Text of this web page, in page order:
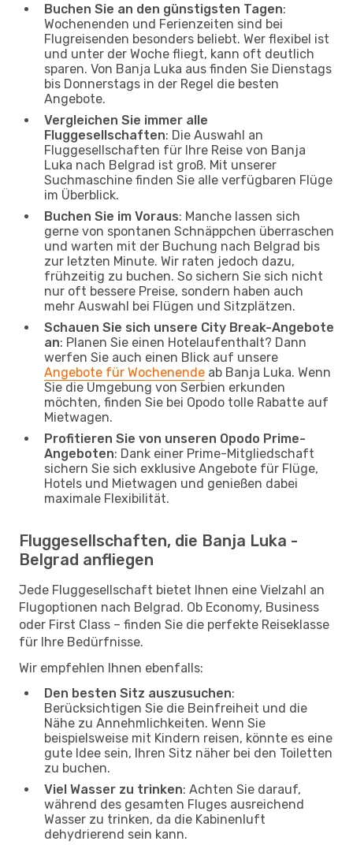
Buchen Sie an den günstigsten Tagen:
Wochenenden und Ferienzeiten sind bei
Flugreisenden besonders beliebt. Wer flexibel ist
und unter der Woche fliegt, kann oft deutlich
sparen. Von Banja Luka aus finden Sie Dienstags
bis Donnerstags in der Regel die besten
Angebote.
Vergleichen Sie immer alle
Fluggesellschaften: Die Auswahl an
Fluggesellschaften für Ihre Reise von Banja
Luka nach Belgrad ist groß. Mit unserer
Suchmaschine finden Sie alle verfügbaren Flüge
im Überblick.
Buchen Sie im Voraus: Manche lassen sich
gerne von spontanen Schnäppchen überraschen
und warten mit der Buchung nach Belgrad bis
zur letzten Minute. Wir raten jedoch dazu,
frühzeitig zu buchen. So sichern Sie sich nicht
nur oft bessere Preise, sondern haben auch
mehr Auswahl bei Flügen und Sitzplätzen.
Schauen Sie sich unsere City Break-Angebote
an: Planen Sie einen Hotelaufenthalt? Dann
werfen Sie auch einen Blick auf unsere
Angebote für Wochenende ab Banja Luka. Wenn
Sie die Umgebung von Serbien erkunden
möchten, finden Sie bei Opodo tolle Rabatte auf
Mietwagen.
Profitieren Sie von unseren Opodo Prime-
Angeboten: Dank einer Prime-Mitgliedschaft
sichern Sie sich exklusive Angebote für Flüge,
Hotels und Mietwagen und genießen dabei
maximale Flexibilität.
Fluggesellschaften, die Banja Luka -
Belgrad anfliegen
Jede Fluggesellschaft bietet Ihnen eine Vielzahl an
Flugoptionen nach Belgrad. Ob Economy, Business
oder First Class – finden Sie die perfekte Reiseklasse
für Ihre Bedürfnisse.
Wir empfehlen Ihnen ebenfalls:
Den besten Sitz auszusuchen:
Berücksichtigen Sie die Beinfreiheit und die
Nähe zu Annehmlichkeiten. Wenn Sie
beispielsweise mit Kindern reisen, könnte es eine
gute Idee sein, Ihren Sitz näher bei den Toiletten
zu buchen.
Viel Wasser zu trinken: Achten Sie darauf,
während des gesamten Fluges ausreichend
Wasser zu trinken, da die Kabinenluft
dehydrierend sein kann.